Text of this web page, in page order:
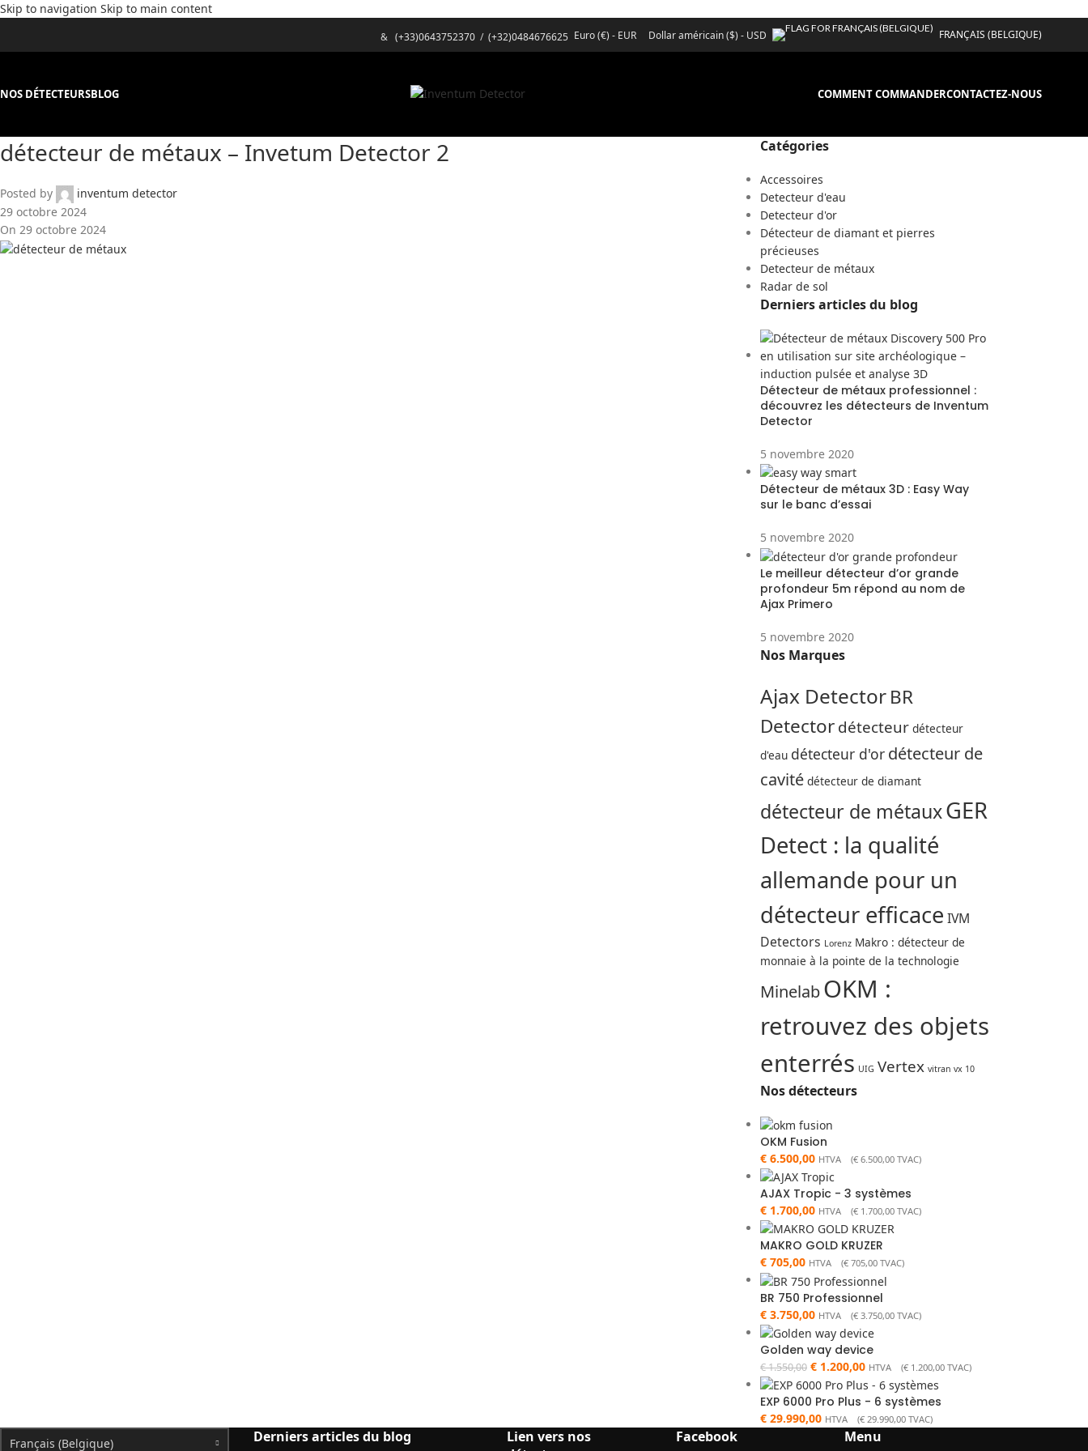
Skip to navigation Skip to main content
& (+33)0643752370/ (+32)0484676625 Euro (€) - EUR Dollar américain ($) - USD FRANÇAIS (BELGIQUE)
NOS DÉTECTEURSBLOG COMMENT COMMANDERCONTACTEZ-NOUS
détecteur de métaux – Invetum Detector 2
Posted by
inventum detector
29 octobre 2024
On 29 octobre 2024
Catégories
Accessoires
Detecteur d'eau
Detecteur d'or
Détecteur de diamant et pierres
précieuses
Detecteur de métaux
Radar de sol
Derniers articles du blog
Détecteur de métaux professionnel :
découvrez les détecteurs de Inventum
Detector
5 novembre 2020
Détecteur de métaux 3D : Easy Way
sur le banc d’essai
5 novembre 2020
Le meilleur détecteur d’or grande
profondeur 5m répond au nom de
Ajax Primero
5 novembre 2020
Nos Marques
Ajax DetectorBR
Detectordétecteur détecteur
d'eau détecteur d'or détecteur de
cavité détecteur de diamant
détecteur de métauxGER
Detect : la qualité
allemande pour un
détecteur efficace IVM
Detectors Lorenz Makro : détecteur de
monnaie à la pointe de la technologie
MinelabOKM :
retrouvez des objets
enterrés UIG Vertex vitran vx 10
Nos détecteurs
OKM Fusion
€6.500,00 HTVA (€6.500,00TVAC)
AJAX Tropic - 3 systèmes
€1.700,00 HTVA (€1.700,00TVAC)
MAKRO GOLD KRUZER
€705,00 HTVA (€705,00TVAC)
BR 750 Professionnel
€3.750,00 HTVA (€3.750,00TVAC)
Golden way device
€1.550,00 €1.200,00 HTVA (€1.200,00TVAC)
EXP 6000 Pro Plus - 6 systèmes
€29.990,00 HTVA (€29.990,00TVAC)
Français (Belgique) Derniers articles du blog
Lien vers nos
Facebook Menu